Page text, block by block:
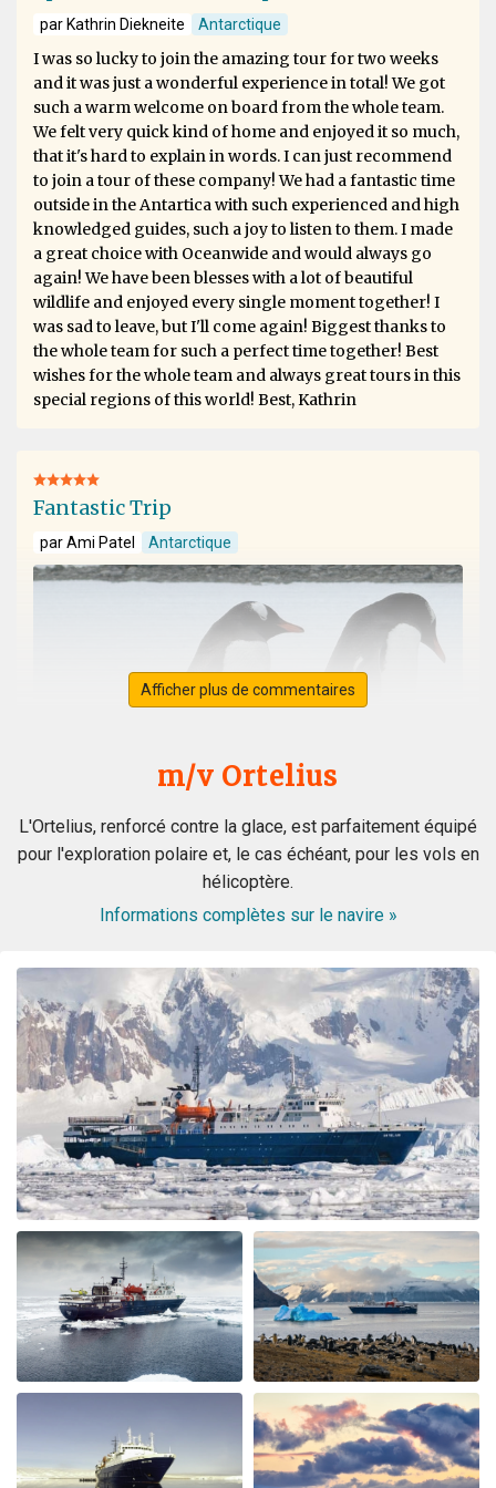
par Kathrin Diekneite Antarctique
I was so lucky to join the amazing tour for two weeks
and it was just a wonderful experience in total! We got
such a warm welcome on board from the whole team.
We felt very quick kind of home and enjoyed it so much,
that it's hard to explain in words. I can just recommend
to join a tour of these company! We had a fantastic time
outside in the Antartica with such experienced and high
knowledged guides, such a joy to listen to them. I made
a great choice with Oceanwide and would always go
again! We have been blesses with a lot of beautiful
wildlife and enjoyed every single moment together! I
was sad to leave, but I'll come again! Biggest thanks to
the whole team for such a perfect time together! Best
wishes for the whole team and always great tours in this
special regions of this world! Best, Kathrin
Fantastic Trip
par Ami Patel Antarctique
WOW! This voyage exceeded my expectation. When my
even more nervous about the meals. I had no reason to
be nervous - the ship is very modern, the cabins and
common area swell appointed. The lounge was were we
spent most of our free time mingling with fellow
travels. (When we weren’t on deck or in the bridge). The
small ship environment really fostered mingling with
both staff and other guests. The food was plentiful,
varied and of excellent quality and taste. The cruise staff
couldn’t do enough for us - they accommodated my
dietary restriction beyond what I expected. There was a
nice BBQ on deck one evening (in snow flurries….but
there was mulled wine to warm us up). Another
afternoon there was hot chocolate spiked with rum.
Every afternoon there was nice snack brought up. The
best part of the trip was the expedition team. Led by
expedition team leader Pippa and assistant leader
George, the entire team entertained us with great
lectures when they were not taking us on outings. We
saw plenty of wildlife daily. Weather prevented us from
flying to the emperor penguin colony,, but the team
took our safety seriously and we appreciated that. We
Afficher plus de commentaires
m/v Ortelius
L'Ortelius, renforcé contre la glace, est parfaitement équipé
pour l'exploration polaire et, le cas échéant, pour les vols en
hélicoptère.
Informations complètes sur le navire »